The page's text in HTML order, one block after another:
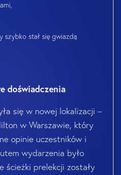
stał się gwiazdą
doświadczenia
się w nowej lokalizacji –
w Warszawie, który
opinie uczestników i
wydarzenia było
ścieżki prelekcji zostały